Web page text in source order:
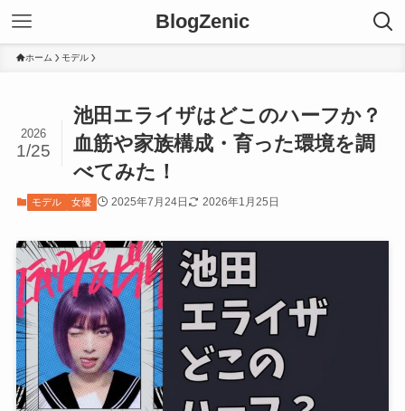
BlogZenic
ホーム モデル
池田エライザはどこのハーフか？
血筋や家族構成・育った環境を調
べてみた！
2026
1/25
モデル 女優 2025年7月24日 2026年1月25日